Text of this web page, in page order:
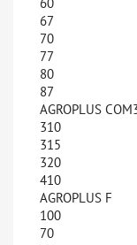
67
70
77
80
87
AGROPLUS
310
315
320
410
AGROPLUS F
100
70